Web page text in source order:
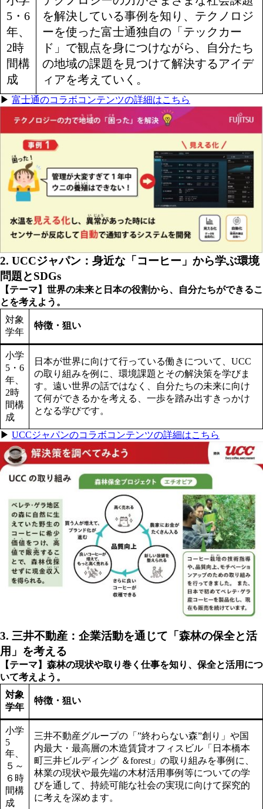
5・6
年、
2時
間構
成
を解決している事例を知り、テクノロジ
ーを使った富士通独自の「テックカー
ド」で観点を身につけながら、自分たち
の地域の課題を見つけて解決するアイデ
ィアを考えていく。
▶ 富士通のコラボコンテンツの詳細はこちら
2. UCCジャパン：身近な「コーヒー」から学ぶ環境
問題とSDGs
【テーマ】世界の未来と日本の役割から、自分たちができるこ
とを考えよう。
対象
学年
特徴・狙い
小学
5・6
年、
2時
間構
成
日本が世界に向けて行っている働きについて、UCC
の取り組みを例に、環境課題とその解決策を学びま
す。遠い世界の話ではなく、自分たちの未来に向け
て何ができるかを考える、一歩を踏み出すきっかけ
となる学びです。
▶ UCCジャパンのコラボコンテンツの詳細はこちら
3. 三井不動産：企業活動を通じて「森林の保全と活
用」を考える
【テーマ】森林の現状や取り巻く仕事を知り、保全と活用につ
いて考えよう。
対象
学年
特徴・狙い
小学
5
年、
５～
６時
間構
成
三井不動産グループの「”終わらない森”創り」や国
内最大・最高層の木造賃貸オフィスビル「日本橋本
町三井ビルディング ＆forest」の取り組みを事例に、
林業の現状や最先端の木材活用事例等についての学
びを通して、持続可能な社会の実現に向けて探究的
に考えを深めます。